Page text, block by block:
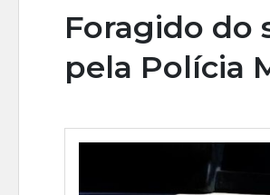
Foragido do
pela Polícia